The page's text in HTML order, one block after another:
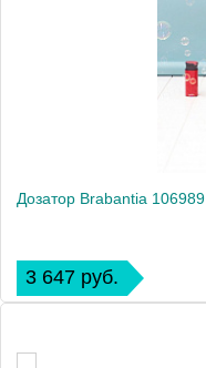
Дозатор Brabantia 106989
3 647 руб.